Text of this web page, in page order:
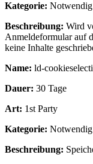
Kategorie: Notwendig
Beschreibung: Wird
Anmeldeformular auf
keine Inhalte
Name: ld-
Dauer: 30 Tage
Art: 1st Party
Kategorie: Notwendig
Beschreibung: